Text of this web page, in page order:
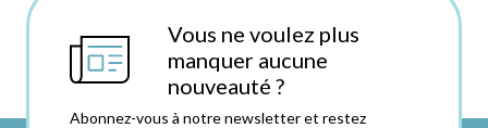
Vous ne voulez plus
manquer aucune
nouveauté ?
Abonnez-vous à notre newsletter et restez